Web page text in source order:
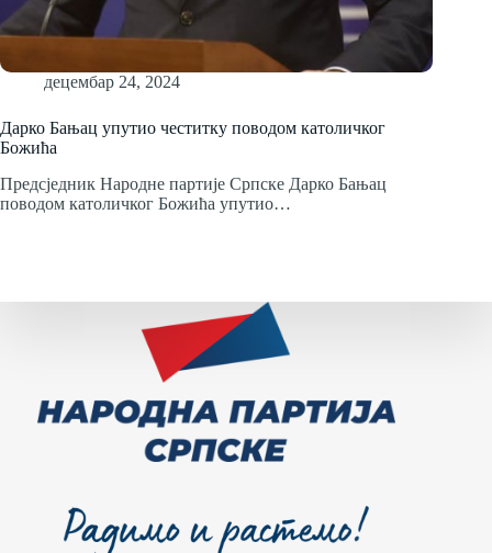
децембар 24, 2024
Дарко Бањац упутио честитку поводом католичког
Божића
Предсједник Народне партије Српске Дарко Бањац
поводом католичког Божића упутио…